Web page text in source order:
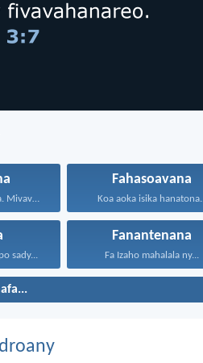
Fahasoavana
Koa aoka isika hanatona...
sady...
Fanantenana
Fa Izaho mahalala ny...